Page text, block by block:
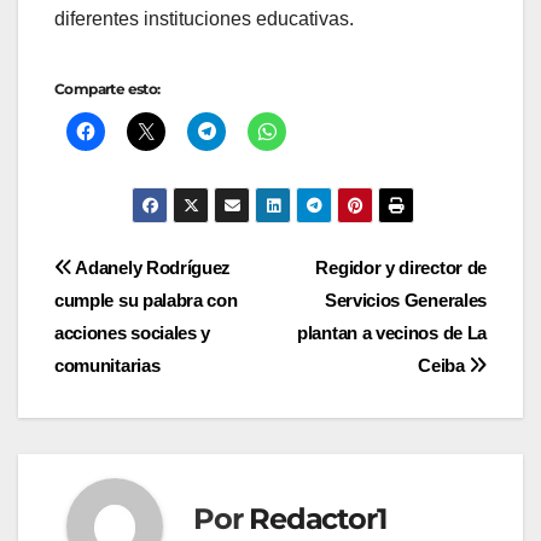
diferentes instituciones educativas.
Comparte esto:
Navegación
de
entradas
Regidor y director de
Servicios Generales
plantan a vecinos de La
Ceiba
Adanely Rodríguez
cumple su palabra con
acciones sociales y
comunitarias
Por Redactor1